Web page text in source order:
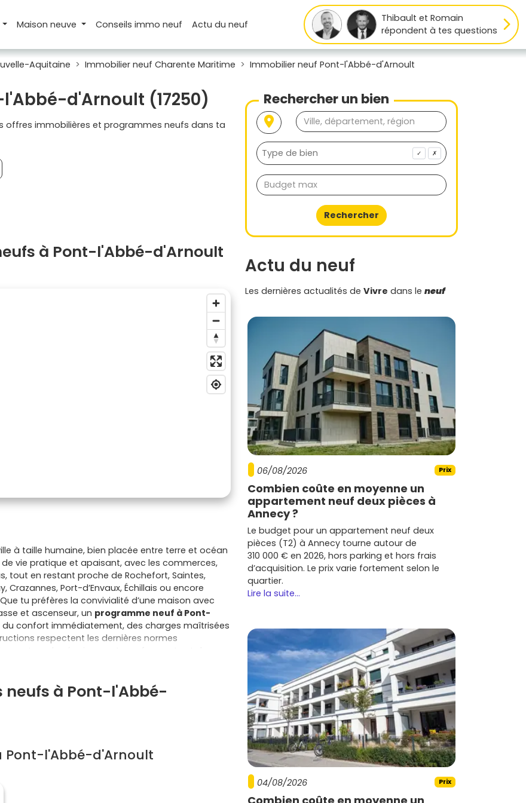
Maison neuve Conseilsimmo neuf Actudu neuf
Thibault et Romain
répondent à tes questions
Aquitaine Immobilier neuf Charente Maritime Immobilier neuf Pont-l'Abbé-d'Arnoult
d'Arnoult (17250)
offres immobilières et programmes neufs dans ta
à Pont-l'Abbé-d'Arnoult
à taille humaine, bien placée entre terre et océan
de vie pratique et apaisant, avec les commerces,
tout en restant proche de Rochefort, Saintes,
Crazannes, Port-d’Envaux, Échillais ou encore
tu préfères la convivialité d’une maison avec
et ascenseur, un programme neuf à Pont-
du confort immédiatement, des charges maîtrisées
respectent les dernières normes
au top, des équipements performants et des
lePTZpour les primo-accédants, ainsi que d’une
localement. En VEFA, tu avances à ton
tu peux
espace extérieur facile à vivre et de matériaux
et des services, avec la proximité
neufs à Pont-l'Abbé-
Pont-l'Abbé-d'Arnoult
Rechercher un bien
✓ ✗
Rechercher
Actu du neuf
Les dernières actualités de Vivre dans le neuf
06/08/2026 Prix
Combien coûte en moyenne un
appartement neuf deux pièces à
Annecy ?
Le budget pour un appartement neuf deux
pièces (T2) à Annecy tourne autour de
310 000 € en 2026, hors parking et hors frais
d’acquisition. Le prix varie fortement selon le
quartier.
Lire la suite...
04/08/2026 Prix